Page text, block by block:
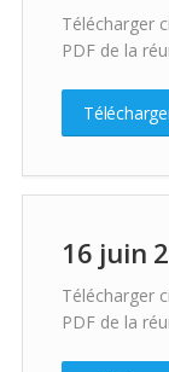
Télécharger
PDF de la
16 juin
Télécharger
PDF de la